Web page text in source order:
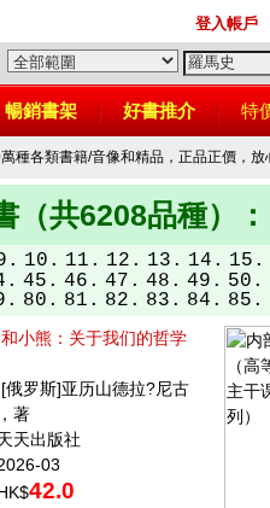
登入帳戶
暢銷書架 好書推介 特
萬種各類書籍/音像和精品，正品正價，
（共6208品種）：
10. 11. 12. 13. 14. 15.
45. 46. 47. 48. 49. 50.
80. 81. 82. 83. 84. 85.
和小熊：关于我们的哲学
俄罗斯]亚历山德拉?尼古
著
天出版社
03
42.0